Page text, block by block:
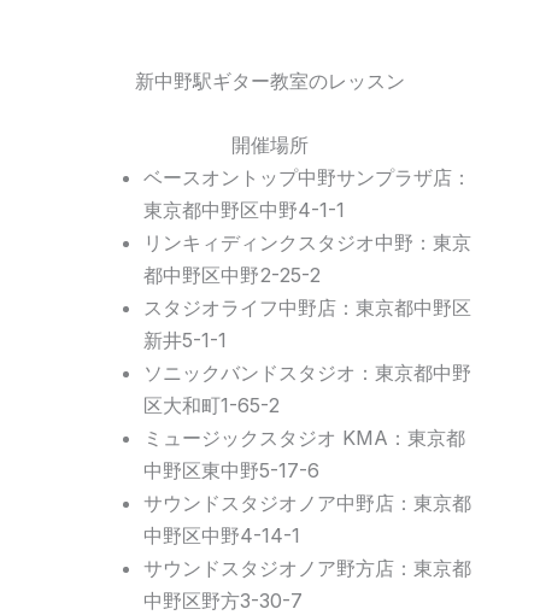
新中野駅ギター教室のレッスン
開催場所
ベースオントップ中野サンプラザ店：
東京都中野区中野4-1-1
リンキィディンクスタジオ中野：東京
都中野区中野2-25-2
スタジオライフ中野店：東京都中野区
新井5-1-1
ソニックバンドスタジオ：東京都中野
区大和町1-65-2
ミュージックスタジオ KMA：東京都
中野区東中野5-17-6
サウンドスタジオノア中野店：東京都
中野区中野4-14-1
サウンドスタジオノア野方店：東京都
中野区野方3-30-7